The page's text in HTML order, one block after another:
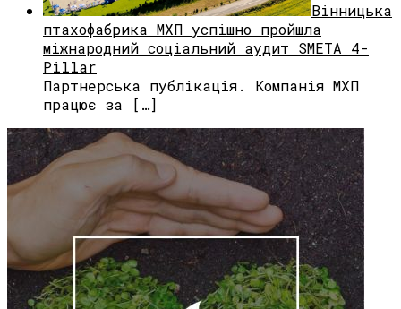
Вінницька
птахофабрика МХП успішно пройшла
міжнародний соціальний аудит SMETA 4-
Pillar
Партнерська публікація. Компанія МХП
працює за […]